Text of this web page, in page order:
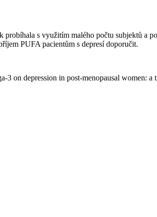
s využitím malého počtu subjektů a
PUFA pacientům s depresí doporučit.
on depression in post-menopausal women: